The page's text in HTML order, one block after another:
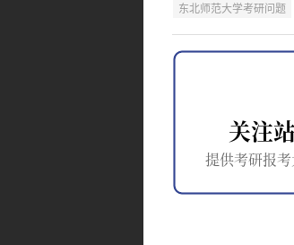
东北师范大学考研问题